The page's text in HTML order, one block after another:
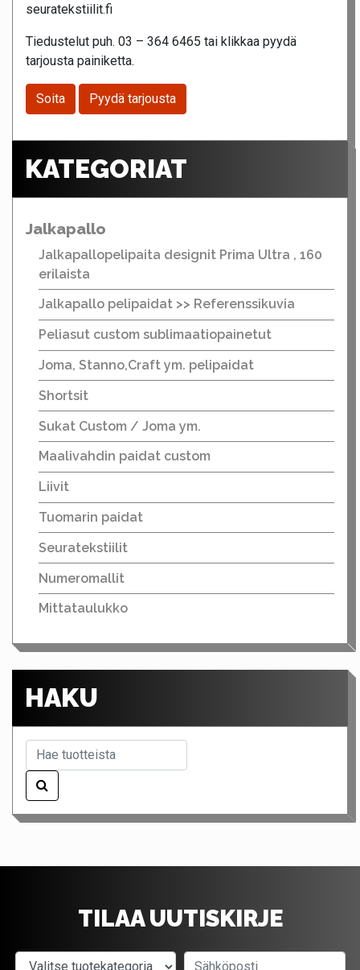
seuratekstiilit.fi
Tiedustelut puh. 03 – 364 6465 tai klikkaa pyydä
tarjousta painiketta.
Soita Pyydä tarjousta
KATEGORIAT
Jalkapallo
Jalkapallopelipaita designit Prima Ultra , 160
erilaista
Jalkapallo pelipaidat >> Referenssikuvia
Peliasut custom sublimaatiopainetut
Joma, Stanno,Craft ym. pelipaidat
Shortsit
Sukat Custom / Joma ym.
Maalivahdin paidat custom
Liivit
Tuomarin paidat
Seuratekstiilit
Numeromallit
Mittataulukko
HAKU
TILAA UUTISKIRJE
Valitse tuotekategoria